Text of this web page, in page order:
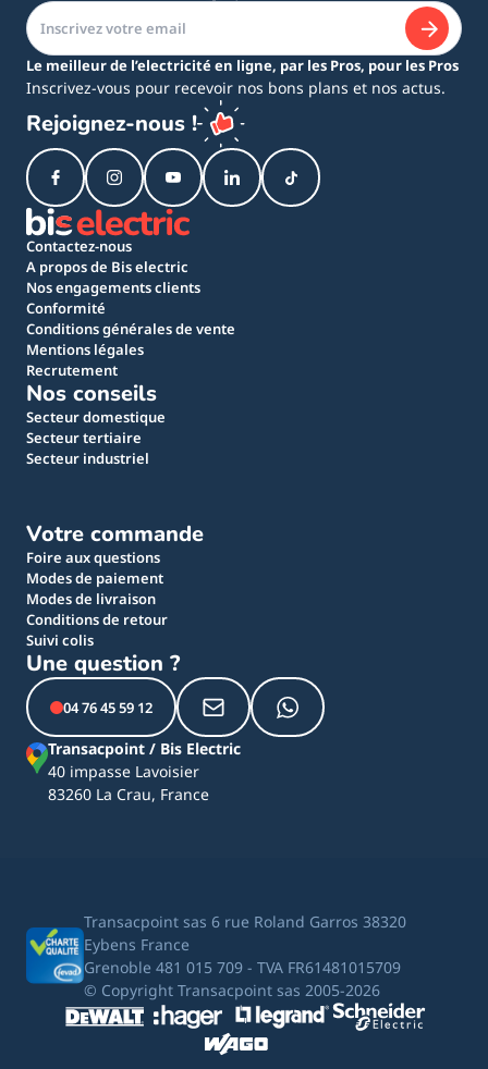
Le meilleur de l’electricité en ligne, par les Pros, pour les Pros
Inscrivez-vous pour recevoir nos bons plans et nos actus.
Rejoignez-nous !
Contactez-nous
A propos de Bis electric
Nos engagements clients
Conformité
Conditions générales de vente
Mentions légales
Recrutement
Nos conseils
Secteur domestique
Secteur tertiaire
Secteur industriel
Votre commande
Foire aux questions
Modes de paiement
Modes de livraison
Conditions de retour
Suivi colis
Une question ?
04 76 45 59 12
Transacpoint / Bis Electric
40 impasse Lavoisier
83260 La Crau, France
Transacpoint sas 6 rue Roland Garros 38320
Eybens France
Grenoble 481 015 709 - TVA FR61481015709
© Copyright Transacpoint sas 2005-2026